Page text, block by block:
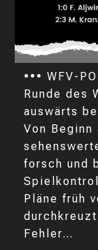
••• WFV-
Runde des
auswärts
Von
forsch und
Pläne früh
Fehler…